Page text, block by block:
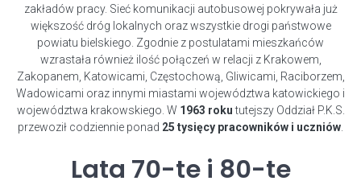
zakładów pracy. Sieć komunikacji autobusowej pokrywała już
większość dróg lokalnych oraz wszystkie drogi państwowe
powiatu bielskiego. Zgodnie z postulatami mieszkańców
wzrastała również ilość połączeń w relacji z Krakowem,
Zakopanem, Katowicami, Częstochową, Gliwicami, Raciborzem,
Wadowicami oraz innymi miastami województwa katowickiego i
województwa krakowskiego. W 1963 rokututejszy Oddział P.K.S.
przewoził codziennie ponad 25 tysięcy pracowników i uczniów.
Lata 70-te i 80-te